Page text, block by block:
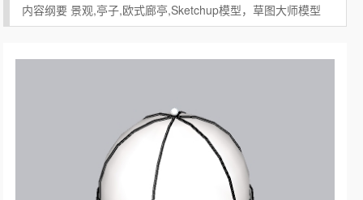
内容纲要 景观,亭子,欧式廊亭,Sketchup模型，草图大师模型